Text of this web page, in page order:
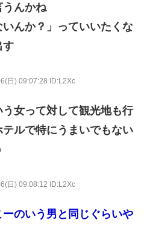
うんかね
んか？」っていいたくな
す
日) 09:07:28 ID:L2Xc
女って対して観光地も行
ルで特にうまいでもない
日) 09:08:12 ID:L2Xc
のいう男と同じぐらいや